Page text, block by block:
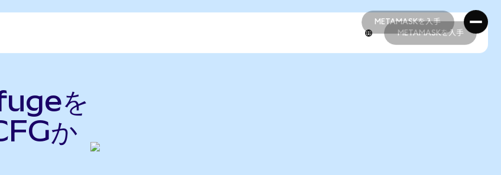
METAMASKを入手
METAMASKを入手
METAMASKを入手
を
か